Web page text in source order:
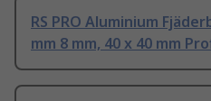
RS PRO Aluminium
mm 8 mm, 40 x 40 mm